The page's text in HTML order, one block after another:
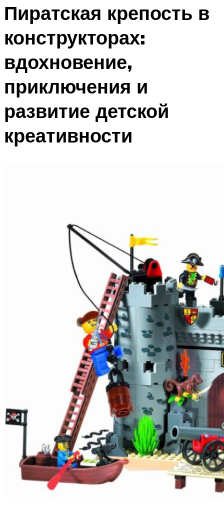
Пиратская крепость в
конструкторах:
вдохновение,
приключения и
развитие детской
креативности